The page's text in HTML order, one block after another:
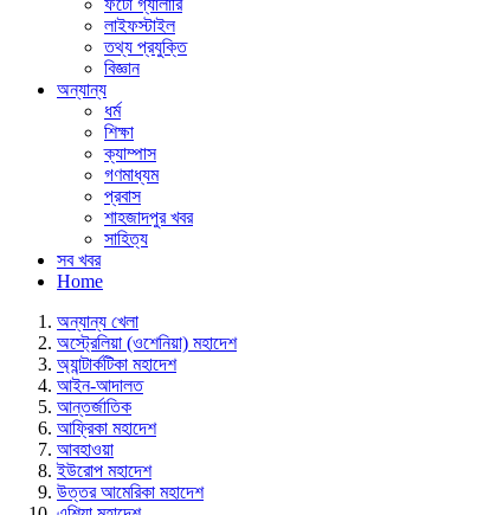
ফটো গ্যালারি
লাইফস্টাইল
তথ্য প্রযুক্তি
বিজ্ঞান
অন্যান্য
ধর্ম
শিক্ষা
ক্যাম্পাস
গণমাধ্যম
প্রবাস
শাহজাদপুর খবর
সাহিত্য
সব খবর
Home
অন্যান্য খেলা
অস্ট্রেলিয়া (ওশেনিয়া) মহাদেশ
অ্যান্টার্কটিকা মহাদেশ
আইন-আদালত
আন্তর্জাতিক
আফ্রিকা মহাদেশ
আবহাওয়া
ইউরোপ মহাদেশ
উত্তর আমেরিকা মহাদেশ